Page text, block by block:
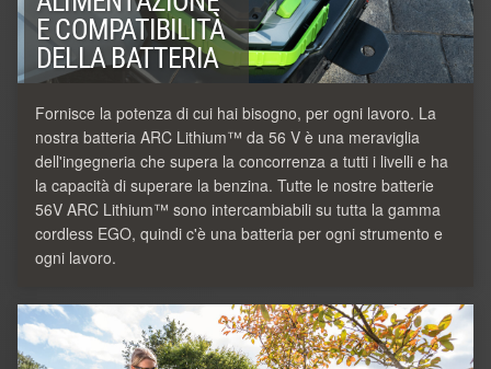
E COMPATIBILITÀ
DELLA BATTERIA
Fornisce la potenza di cui hai bisogno, per ogni lavoro. La
nostra batteria ARC Lithium™ da 56 V è una meraviglia
dell'ingegneria che supera la concorrenza a tutti i livelli e ha
la capacità di superare la benzina. Tutte le nostre batterie
56V ARC Lithium™ sono intercambiabili su tutta la gamma
cordless EGO, quindi c'è una batteria per ogni strumento e
ogni lavoro.